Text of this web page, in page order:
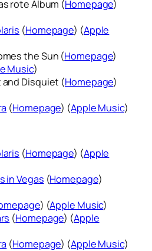
rote Album (Homepage)
(Homepage) (Apple
the Sun (Homepage)
Music)
and Disquiet (Homepage)
(Homepage) (Apple Music)
(Homepage) (Apple
in Vegas (Homepage)
) (Apple Music)
(Homepage) (Apple
(Homepage) (Apple Music)